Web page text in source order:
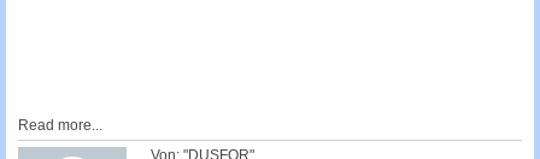
Read more...
Von: "DUSFOR"